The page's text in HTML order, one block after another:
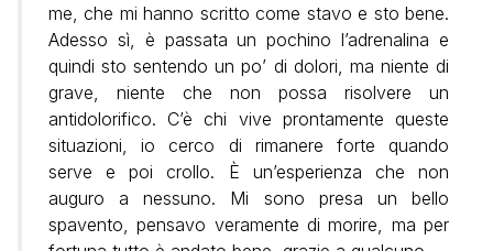
me, che mi hanno scritto come stavo e sto bene.
Adesso sì, è passata un pochino l’adrenalina e
quindi sto sentendo un po’ di dolori, ma niente di
grave, niente che non possa risolvere un
antidolorifico. C’è chi vive prontamente queste
situazioni, io cerco di rimanere forte quando
serve e poi crollo. È un’esperienza che non
auguro a nessuno. Mi sono presa un bello
spavento, pensavo veramente di morire, ma per